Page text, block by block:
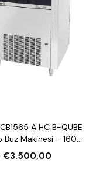
A HC B-QUBE
Buz Makinesi – 160
kg/gün
€3.500,00